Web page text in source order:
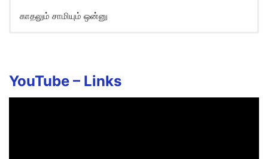
காதலும் சாமியும் ஒன்னு
Athana per mathiyila
Poththukitta muththam pattu
YouTube – Links